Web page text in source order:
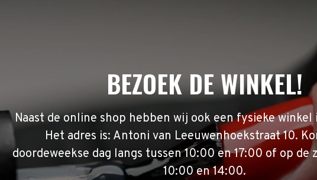
BEZOEK DE WINKEL!
Naast de online shop hebben wij ook een fysieke
Het adres is: Antoni van Leeuwenhoekstraat 10.
doordeweekse dag langs tussen 10:00 en 17:00 of op de
10:00 en 14:00.